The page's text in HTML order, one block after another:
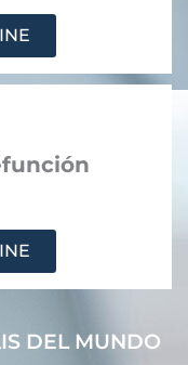
DEL MUNDO